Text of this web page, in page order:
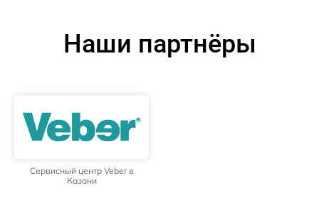
Наши партнёры
Сервисный центр Veber в
Казани